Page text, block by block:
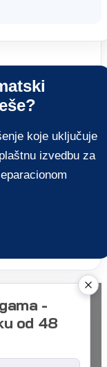
koje uključuje
izvedbu za
-
od 48